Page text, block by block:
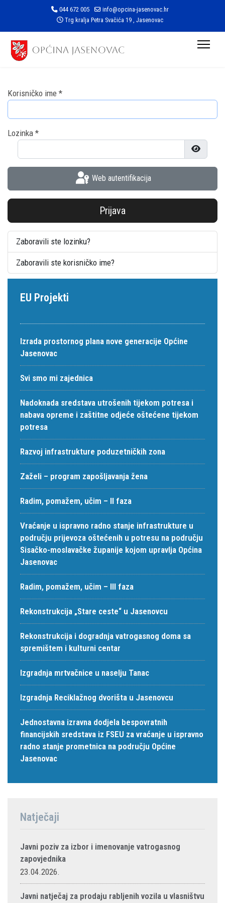
044 672 005
info@opcina-jasenovac.hr
Trg kralja Petra Svačića 19 , Jasenovac
Korisničko ime *
Lozinka *
Prikaži
Web autentifikacija
Prijava
Zaboravili ste lozinku?
Zaboravili ste korisničko ime?
EU Projekti
Izrada prostornog plana nove generacije Općine
Jasenovac
Svi smo mi zajednica
Nadoknada sredstava utrošenih tijekom potresa i
nabava opreme i zaštitne odjeće oštećene tijekom
potresa
Razvoj infrastrukture poduzetničkih zona
Zaželi – program zapošljavanja žena
Radim, pomažem, učim – II faza
Vraćanje u ispravno radno stanje infrastrukture u
području prijevoza oštećenih u potresu na području
Sisačko-moslavačke županije kojom upravlja Općina
Jasenovac
Radim, pomažem, učim – III faza
Rekonstrukcija „Stare ceste“ u Jasenovcu
Rekonstrukcija i dogradnja vatrogasnog doma sa
spremištem i kulturni centar
Izgradnja mrtvačnice u naselju Tanac
Izgradnja Reciklažnog dvorišta u Jasenovcu
Jednostavna izravna dodjela bespovratnih
financijskih sredstava iz FSEU za vraćanje u ispravno
radno stanje prometnica na području Općine
Jasenovac
Natječaji
Javni poziv za izbor i imenovanje vatrogasnog
zapovjednika
23.04.2026.
Javni natječaj za prodaju rabljenih vozila u vlasništvu